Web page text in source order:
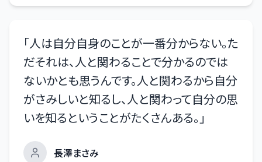
「人は自分自身のことが一番分からない。た
だそれは、人と関わることで分かるのでは
ないかとも思うんです。人と関わるから自分
がさみしいと知るし、人と関わって自分の思
いを知るということがたくさんある。 」
長澤まさみ